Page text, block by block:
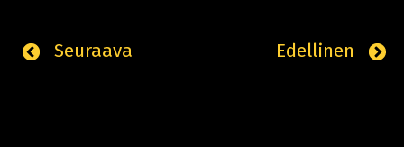
Edellinen
Seuraava